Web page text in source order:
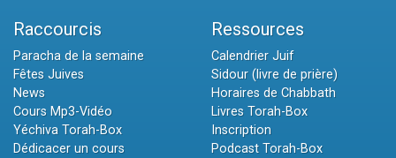
Raccourcis
Paracha de la semaine
Fêtes Juives
News
Cours Mp3-Vidéo
Yéchiva Torah-Box
Dédicacer un cours
Ressources
Calendrier Juif
Sidour (livre de prière)
Horaires de Chabbath
Livres Torah-Box
Inscription
Podcast Torah-Box